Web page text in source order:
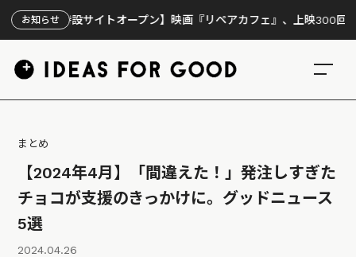
お知らせ
設サイトオープン】映画『リペアカフェ』、上映300回の先で見えて
まとめ
【2024年4月】「間違えた！」発注しすぎた
チョコが支援のきっかけに。グッドニュース
5選
2024.04.26